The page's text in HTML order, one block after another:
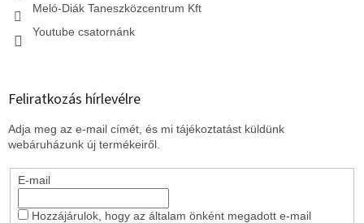
Meló-Diák Taneszközcentrum Kft
Youtube csatornánk
Feliratkozás hírlevélre
Adja meg az e-mail címét, és mi tájékoztatást küldünk
webáruházunk új termékeiről.
E-mail
Hozzájárulok, hogy az általam önként megadott e-mail